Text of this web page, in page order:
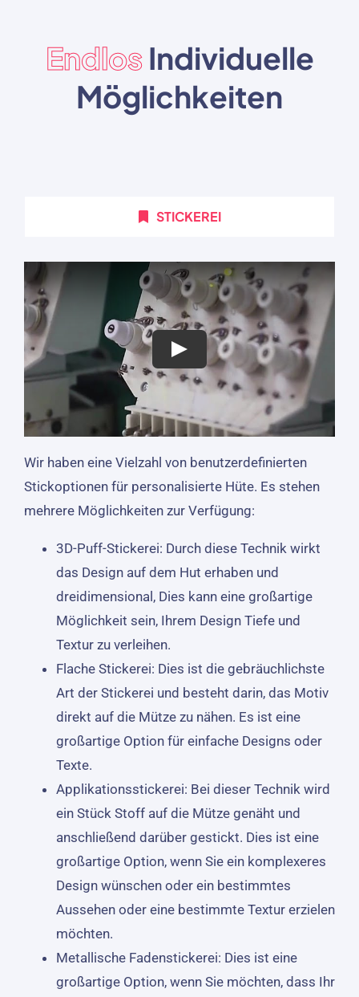
EndlosIndividuelle
Möglichkeiten
STICKEREI
Wir haben eine Vielzahl von benutzerdefinierten
Stickoptionen für personalisierte Hüte. Es stehen
mehrere Möglichkeiten zur Verfügung:
3D-Puff-Stickerei: Durch diese Technik wirkt
das Design auf dem Hut erhaben und
dreidimensional, Dies kann eine großartige
Möglichkeit sein, Ihrem Design Tiefe und
Textur zu verleihen.
Flache Stickerei: Dies ist die gebräuchlichste
Art der Stickerei und besteht darin, das Motiv
direkt auf die Mütze zu nähen. Es ist eine
großartige Option für einfache Designs oder
Texte.
Applikationsstickerei: Bei dieser Technik wird
ein Stück Stoff auf die Mütze genäht und
anschließend darüber gestickt. Dies ist eine
großartige Option, wenn Sie ein komplexeres
Design wünschen oder ein bestimmtes
Aussehen oder eine bestimmte Textur erzielen
möchten.
Metallische Fadenstickerei: Dies ist eine
großartige Option, wenn Sie möchten, dass Ihr